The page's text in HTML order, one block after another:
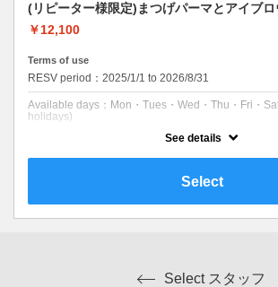
クーポンについて
土日祝日のご新規様の受付はストップしています。
平日限定です。
形が決まると眉を描くのが楽になりますよ☆
施術の当日まで最低でも2.3週間は自己処理をせず
(リピーター様限定)まつげパーマとアイブ
￥12,100
Terms of use
RESV period：2025/1/1 to 2026/8/31
Available days：Mon・Tues・Wed・Thu・Fri・
holidays)
ご新規様はご新規様のクーポンをご選択ください。
See details
Select
Select スタッフ